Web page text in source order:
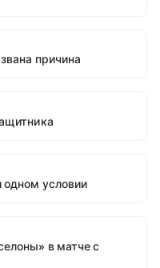
причина
одном условии
в матче с